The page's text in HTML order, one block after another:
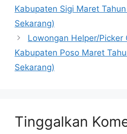
Kabupaten Sigi Maret
Sekarang)
Lowongan Helper/Picker
Kabupaten Poso Maret
Sekarang)
Tinggalkan